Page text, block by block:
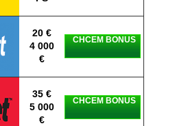
20 €
4 000
€
CHCEM BONUS
35 €
5 000
€
CHCEM BONUS